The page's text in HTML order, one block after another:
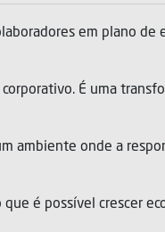
em plano
É uma
ambiente onde a
é possível crescer